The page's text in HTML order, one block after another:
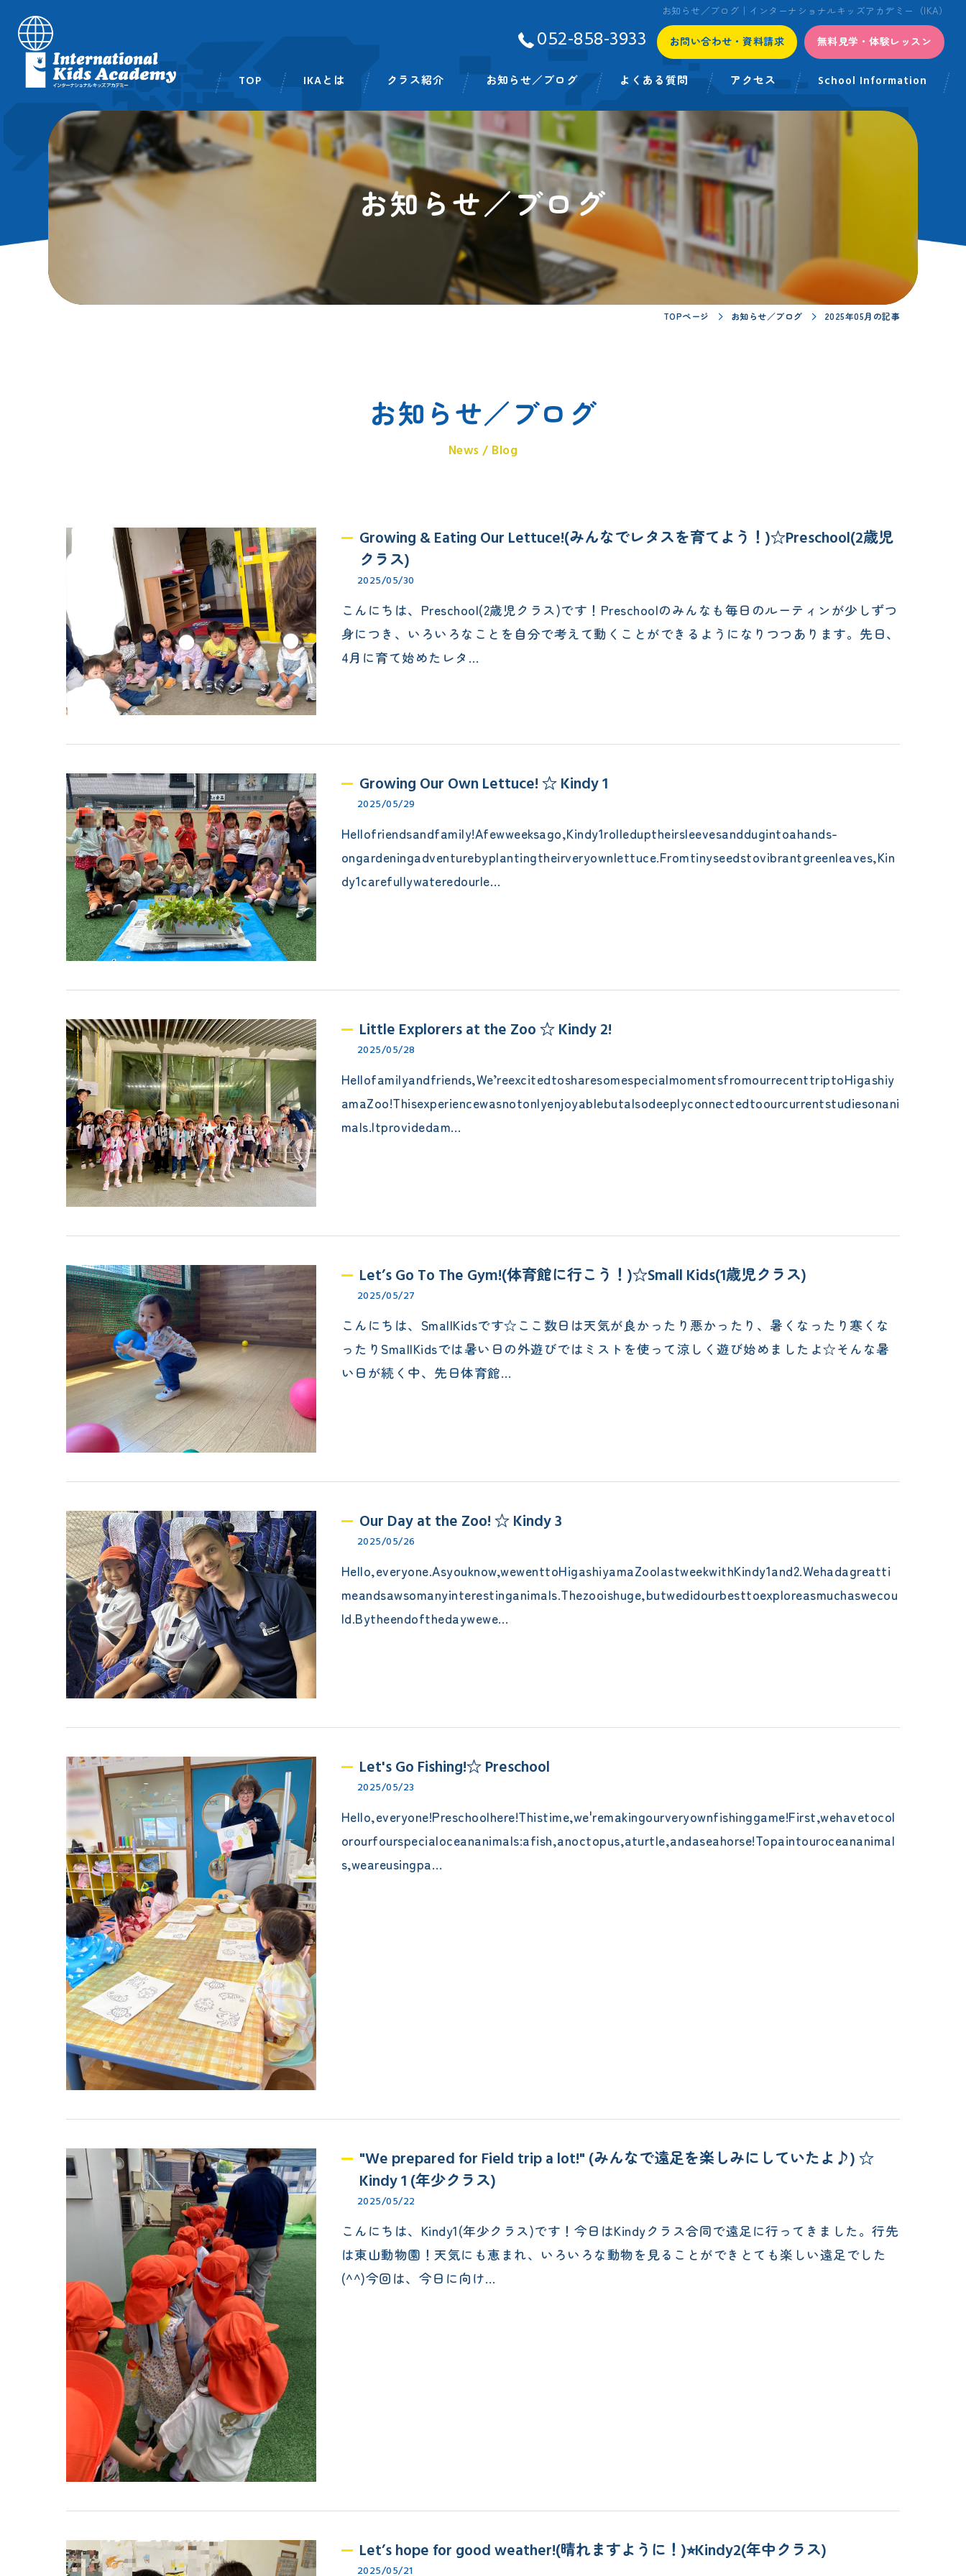
お知らせ／ブログ｜インターナショナルキッズアカデミー（IKA）
052-858-3933 お問い合わせ・資料請求 無料見学・体験レッスン
TOP IKAとは
スタッフ
クラス紹介
ベビークラス
スモールキッズクラス
プリスクールクラス
イングリッシュタイム
ビッグキッズイングリッシュタイム
お知らせ／ブログ よくある質問 アクセス School Information
お知らせ／ブログ
TOPページ お知らせ／ブログ 2025年05月の記事
お知らせ／ブログ
News / Blog
Growing & Eating Our Lettuce!(みんなでレタスを育てよう！)☆Preschool(2歳児
クラス)
2025/05/30
こんにちは、Preschool(2歳児クラス)です！Preschoolのみんなも毎日のルーティンが少しずつ
身につき、いろいろなことを自分で考えて動くことができるようになりつつあります。先日、
4月に育て始めたレタ…
Growing Our Own Lettuce! ☆ Kindy 1
2025/05/29
Hellofriendsandfamily!Afewweeksago,Kindy1rolleduptheirsleevesanddugintoahands-
ongardeningadventurebyplantingtheirveryownlettuce.Fromtinyseedstovibrantgreenleaves,Kin
dy1carefullywateredourle…
Little Explorers at the Zoo ☆ Kindy 2!
2025/05/28
Hellofamilyandfriends,We’reexcitedtosharesomespecialmomentsfromourrecenttriptoHigashiy
amaZoo!Thisexperiencewasnotonlyenjoyablebutalsodeeplyconnectedtoourcurrentstudiesonani
mals.Itprovidedam…
Let’s Go To The Gym!(体育館に行こう！)☆Small Kids(1歳児クラス)
2025/05/27
こんにちは、SmallKidsです☆ここ数日は天気が良かったり悪かったり、暑くなったり寒くな
ったりSmallKidsでは暑い日の外遊びではミストを使って涼しく遊び始めましたよ☆そんな暑
い日が続く中、先日体育館…
Our Day at the Zoo! ☆ Kindy 3
2025/05/26
Hello,everyone.Asyouknow,wewenttoHigashiyamaZoolastweekwithKindy1and2.Wehadagreatti
meandsawsomanyinterestinganimals.Thezooishuge,butwedidourbesttoexploreasmuchaswecou
ld.Bytheendofthedaywewe…
Let's Go Fishing!☆ Preschool
2025/05/23
Hello,everyone!Preschoolhere!Thistime,we'remakingourveryownfishinggame!First,wehavetocol
orourfourspecialoceananimals:afish,anoctopus,aturtle,andaseahorse!Topaintouroceananimal
s,weareusingpa…
"We prepared for Field trip a lot!" (みんなで遠足を楽しみにしていたよ♪) ☆
Kindy 1 (年少クラス)
2025/05/22
こんにちは、Kindy1(年少クラス)です！今日はKindyクラス合同で遠足に行ってきました。行先
は東山動物園！天気にも恵まれ、いろいろな動物を見ることができとても楽しい遠足でした
(^^)今回は、今日に向け…
Let’s hope for good weather!(晴れますように！)⭐︎Kindy2(年中クラス)
2025/05/21